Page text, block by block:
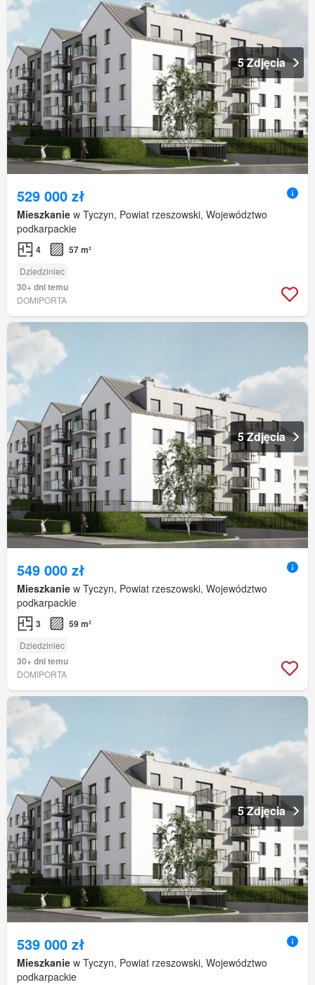
5 Zdjęcia
529 000 zł
Mieszkanie w Tyczyn, Powiat rzeszowski, Województwo
podkarpackie
4 57 m²
Dziedziniec
30+ dni temu
DOMIPORTA
5 Zdjęcia
549 000 zł
Mieszkanie w Tyczyn, Powiat rzeszowski, Województwo
podkarpackie
3 59 m²
Dziedziniec
30+ dni temu
DOMIPORTA
5 Zdjęcia
539 000 zł
Mieszkanie w Tyczyn, Powiat rzeszowski, Województwo
podkarpackie